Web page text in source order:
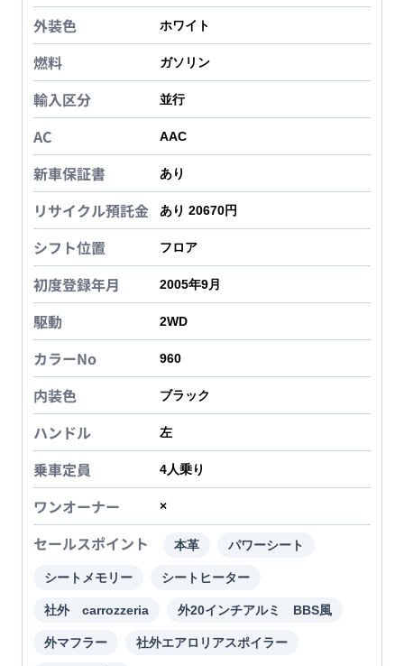
外装色 ホワイト
燃料 ガソリン
輸入区分 並行
AC AAC
新車保証書 あり
リサイクル預託金 あり 20670円
シフト位置 フロア
初度登録年月 2005年9月
駆動 2WD
カラーNo 960
内装色 ブラック
ハンドル 左
乗車定員 4人乗り
ワンオーナー ×
セールスポイント 本革 パワーシート
シートメモリー シートヒーター
社外 carrozzeria 外20インチアルミ BBS風
外マフラー 社外エアロリアスポイラー